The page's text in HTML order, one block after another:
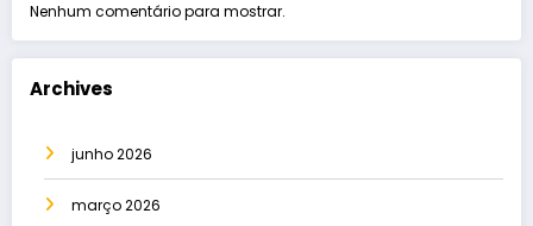
Nenhum comentário para mostrar.
Archives
junho 2026
março 2026